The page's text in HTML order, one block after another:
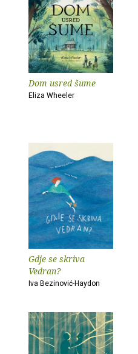
Dom usred šume
Eliza Wheeler
Gdje se skriva
Vedran?
Iva Bezinović-Haydon